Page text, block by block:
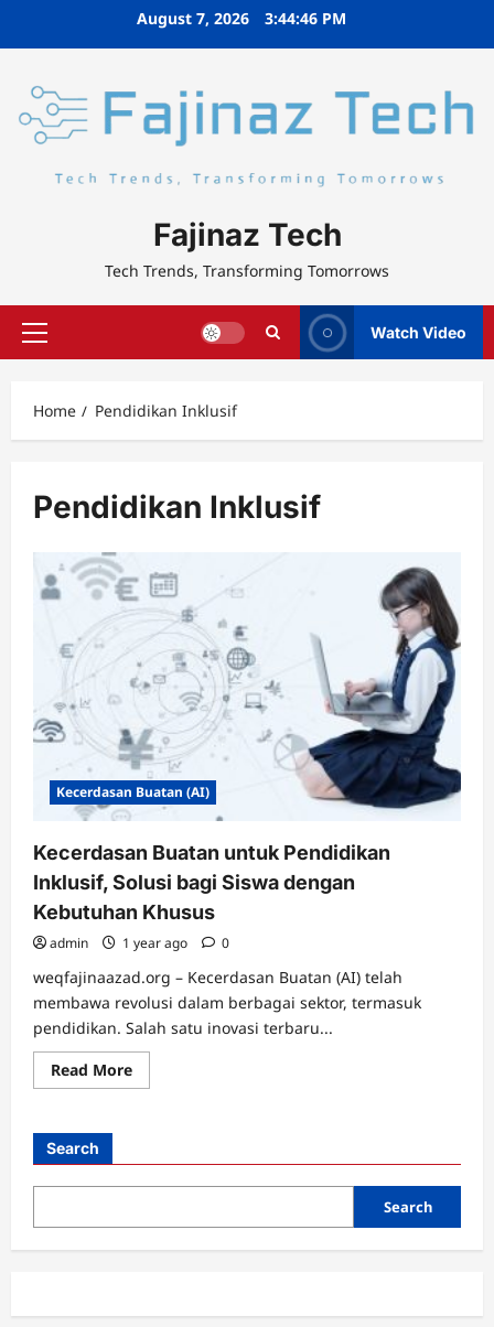
August 7, 2026 3:44:46 PM
Fajinaz Tech
Tech Trends, Transforming Tomorrows
Primary
Watch Video
Home Pendidikan Inklusif
Pendidikan Inklusif
Kecerdasan Buatan (AI)
Kecerdasan Buatan untuk Pendidikan
Inklusif, Solusi bagi Siswa dengan
Kebutuhan Khusus
admin 1 year ago 0
weqfajinaazad.org – ​Kecerdasan Buatan (AI) telah
membawa revolusi dalam berbagai sektor, termasuk
pendidikan. Salah satu inovasi terbaru...
Read MoreRead
more
Pendidikan
Solusi
Siswa
Kebutuhan
Search
Search